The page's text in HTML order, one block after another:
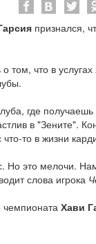
признался,
что в
где
в "Зените".
то в жизни
Но это мелочи.
слова игрока
чемпионата Хави